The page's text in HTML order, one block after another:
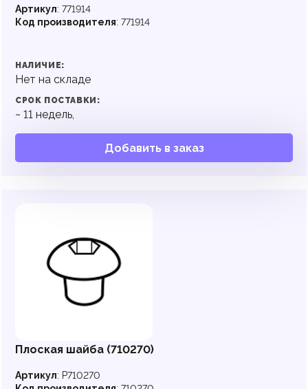
Артикул: 771914
Код производителя: 771914
НАЛИЧИЕ:
Нет на складе
СРОК ПОСТАВКИ:
~ 11 недель,
Добавить в заказ
Плоская шайба (710270)
Артикул: P710270